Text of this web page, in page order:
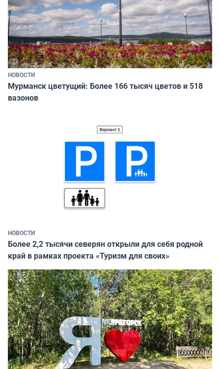
НОВОСТИ
Мурманск цветущий: Более 166 тысяч цветов и 518
вазонов
НОВОСТИ
Более 2,2 тысячи северян открыли для себя родной
край в рамках проекта «Туризм для своих»